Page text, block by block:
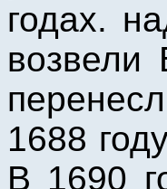
годах.
возвели
1688
В 1690